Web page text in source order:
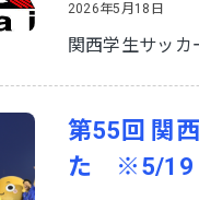
2026年5月18日
関西学生サッカ
第55回 関
た ※5/19